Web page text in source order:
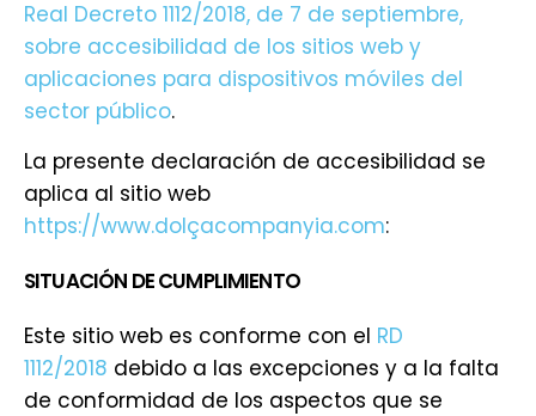
Real Decreto 1112/2018, de 7 de septiembre,
sobre accesibilidad de los sitios web y
aplicaciones para dispositivos móviles del
sector público.
La presente declaración de accesibilidad se
aplica al sitio web
https://www.dolçacompanyia.com:
SITUACIÓN DE CUMPLIMIENTO
Este sitio web es conforme con el RD
1112/2018 debido a las excepciones y a la falta
de conformidad de los aspectos que se